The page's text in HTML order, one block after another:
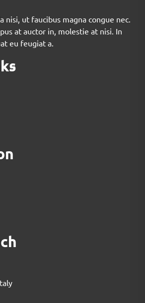
nisi, ut faucibus magna congue nec.
at auctor in, molestie at nisi. In
eu feugiat a.